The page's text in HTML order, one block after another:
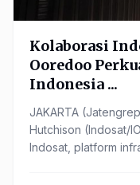
Kolaborasi
Ooredoo
Indonesia ...
JAKARTA
Hutchison (Indosat/
Indosat, platform